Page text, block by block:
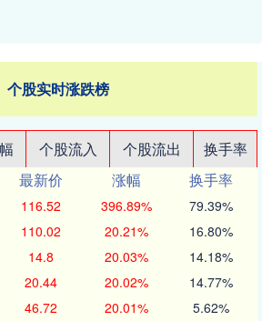
个股实时涨跌榜
个股流入 个股流出
换手率
最新价 涨幅
换手率
116.52 396.89% 79.39%
110.02 20.21% 16.80%
14.8 20.03% 14.18%
20.44 20.02% 14.77%
46.72 20.01% 5.62%